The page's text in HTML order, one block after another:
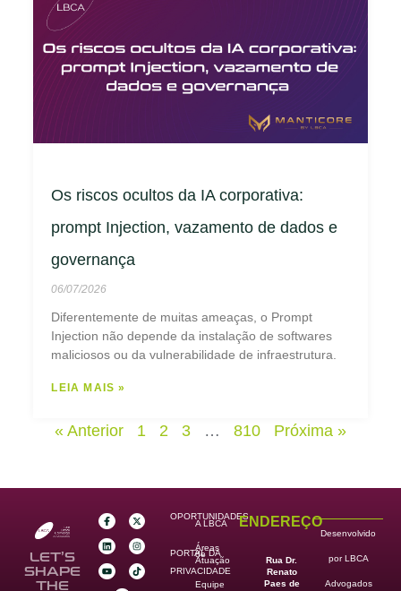
Os riscos ocultos da IA corporativa:
prompt Injection, vazamento de dados e
governança
06/07/2026
Diferentemente de muitas ameaças, o Prompt
Injection não depende da instalação de softwares
maliciosos ou da vulnerabilidade de infraestrutura.
LEIA MAIS »
« Anterior 1 2 3 … 810 Próxima »
LET’S
SHAPE
THE
OPORTUNIDADES
PORTAL DA
PRIVACIDADE
A LBCA
Áreas
de
Atuação
Equipe
ENDEREÇO
Rua Dr.
Renato
Paes de
Desenvolvido
por LBCA
Advogados